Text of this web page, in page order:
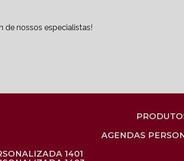
de nossos especialistas!
AGENDAS
1401